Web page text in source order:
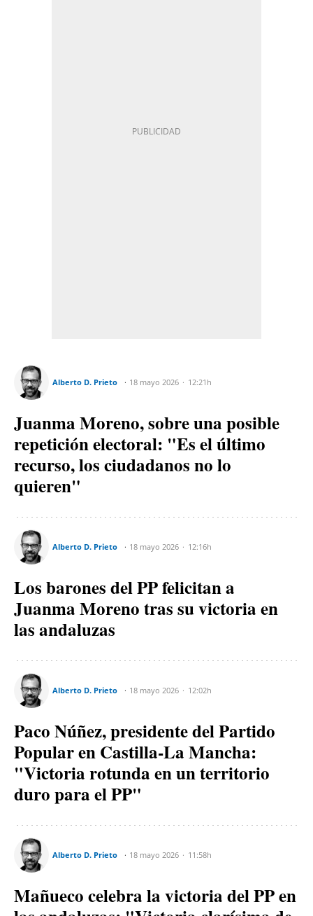
Alberto D. Prieto 18 mayo 2026 12:21h
Juanma Moreno, sobre una posible
repetición electoral: "Es el último
recurso, los ciudadanos no lo
quieren"
Alberto D. Prieto 18 mayo 2026 12:16h
Los barones del PP felicitan a
Juanma Moreno tras su victoria en
las andaluzas
Alberto D. Prieto 18 mayo 2026 12:02h
Paco Núñez, presidente del Partido
Popular en Castilla-La Mancha:
"Victoria rotunda en un territorio
duro para el PP"
Alberto D. Prieto 18 mayo 2026 11:58h
Mañueco celebra la victoria del PP en